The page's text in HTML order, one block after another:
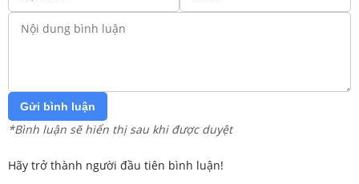
Gửi bình luận
*Bình luận sẽ hiển thị sau khi được duyệt
Hãy trở thành người đầu tiên bình luận!